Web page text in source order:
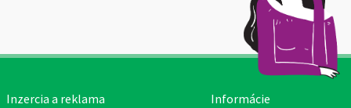
Inzercia a reklama
Informácie